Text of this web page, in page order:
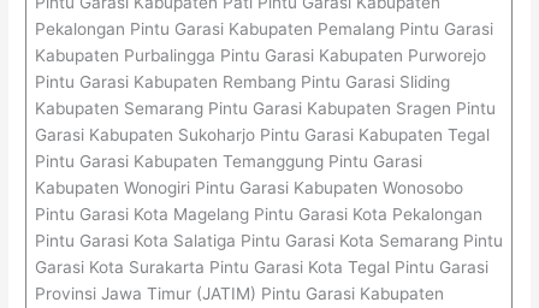
Pekalongan Pintu Garasi Kabupaten Pemalang Pintu Garasi
Kabupaten Purbalingga Pintu Garasi Kabupaten Purworejo
Pintu Garasi Kabupaten Rembang Pintu Garasi Sliding
Kabupaten Semarang Pintu Garasi Kabupaten Sragen Pintu
Garasi Kabupaten Sukoharjo Pintu Garasi Kabupaten Tegal
Pintu Garasi Kabupaten Temanggung Pintu Garasi
Kabupaten Wonogiri Pintu Garasi Kabupaten Wonosobo
Pintu Garasi Kota Magelang Pintu Garasi Kota Pekalongan
Pintu Garasi Kota Salatiga Pintu Garasi Kota Semarang Pintu
Garasi Kota Surakarta Pintu Garasi Kota Tegal Pintu Garasi
Provinsi Jawa Timur (JATIM) Pintu Garasi Kabupaten